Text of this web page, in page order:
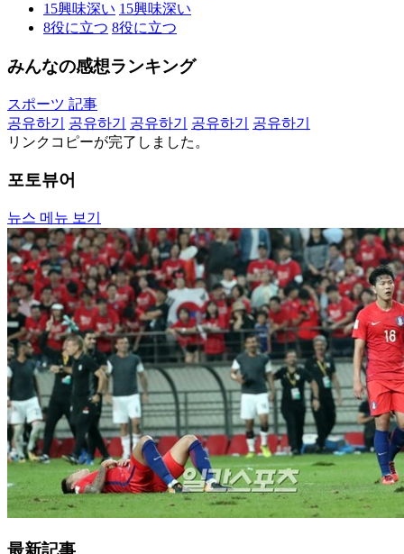
15興味深い 15興味深い
8役に立つ 8役に立つ
みんなの感想ランキング
スポーツ 記事
공유하기
공유하기 공유하기 공유하기
공유하기
リンクコピーが完了しました。
포토뷰어
뉴스 메뉴 보기
最新記事